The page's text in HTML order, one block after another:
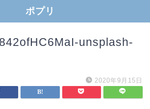
ポプリ
unsplash-
2020年9月15日